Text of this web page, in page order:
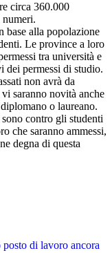
circa 360.000
numeri.
base alla popolazione
Le province a loro
tra università e
dei permessi di studio.
non avrà da
saranno novità anche
o laureano.
contro gli studenti
che saranno ammessi,
degna di questa